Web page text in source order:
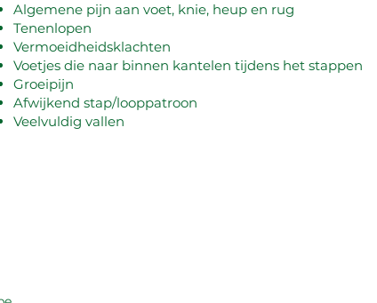
Algemene pijn aan voet, knie, heup en rug
Tenenlopen
Vermoeidheidsklachten
Voetjes die naar binnen kantelen tijdens het stappen
Groeipijn
Afwijkend stap/looppatroon
Veelvuldig vallen